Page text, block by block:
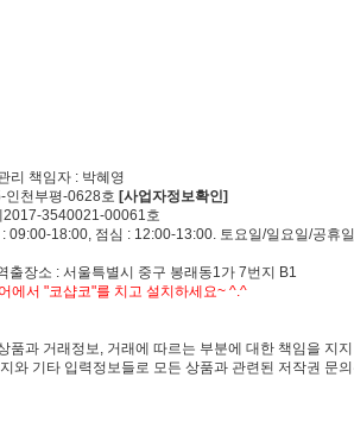
리 책임자 : 박혜영
인천부평-0628호 [사업자정보확인]
2017-3540021-00061호
18:00, 점심 : 12:00-13:00. 토요일/일요일/공휴
장소 : 서울특별시 중구 봉래동1가 7번지 B1
에서 "코샵코"를 치고 설치하세요~ ^.^
과 거래정보, 거래에 따르는 부분에 대한 책임을 지
와 기타 입력정보들로 모든 상품과 관련된 저작권 문